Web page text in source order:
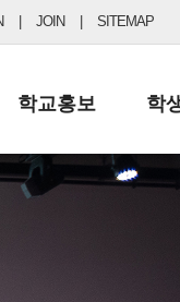
JOIN SITEMAP
학교홍보
보도자료
학